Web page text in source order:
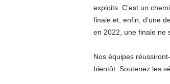
exploits. C’est un
finale et, enfin, d’une
en 2022, une finale ne
Nos équipes
bientôt. Soutenez les